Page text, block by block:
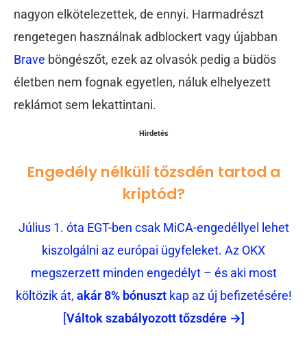
nagyon elkötelezettek, de ennyi. Harmadrészt
rengetegen használnak adblockert vagy újabban
Brave böngészőt, ezek az olvasók pedig a büdös
életben nem fognak egyetlen, náluk elhelyezett
reklámot sem lekattintani.
Hirdetés
Engedély nélküli tőzsdén tartod a
kriptód?
Július 1. óta EGT-ben csak MiCA-engedéllyel lehet
kiszolgálni az európai ügyfeleket. Az OKX
megszerzett minden engedélyt – és aki most
költözik át, akár 8% bónusztkap az új befizetésére!
[Váltok szabályozott tőzsdére →]